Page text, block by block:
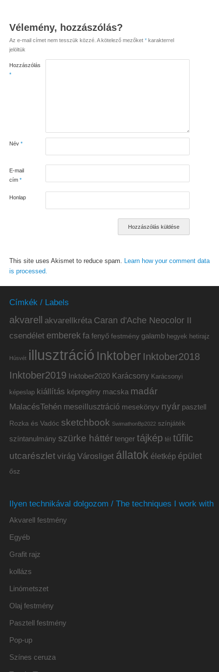
Vélemény, hozzászólás?
Az e-mail címet nem tesszük közzé. A kötelező mezőket *karakterrel
jelöltük
Hozzászólás
*
Név *
E-mail
cím *
Honlap
This site uses Akismet to reduce spam. Learn how your comment data
is processed.
Címkék / Labels
akvarell akvarellkréta Caran d'Ache Neocolor II
csendélet emberek fa fenyő festmény galamb hegyek hetirajz
Húsvét illusztráció Inktober Inktober2018
Inktober2019 Inktober2020 Karácsony Karácsonyi
képeslap kiállítás képregény macska madár
MalacésTehén meseillusztráció mesekönyv nyár pasztell
Rozka és Vadóc sketchbook SwimathonBp2022 színjáték
színtanulmány szürke háttér tenger tájkép tél tűfilc
utcarészlet virág Városliget állatok életkép épület
ősz
Ilyen technikával dolgozom / The techniques I work with
Akvarell festmény
Egyéb
Grafit rajz
kollázs
Linómetszet
Olaj festmény
Pasztell festmény
Pop-up
Színes ceruza